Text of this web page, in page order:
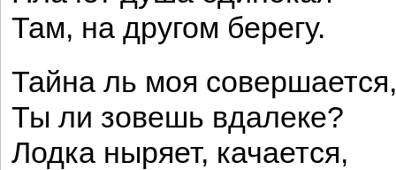
Там, на другом берегу.
Тайна ль моя совершается,
Ты ли зовешь вдалеке?
Лодка ныряет, качается,